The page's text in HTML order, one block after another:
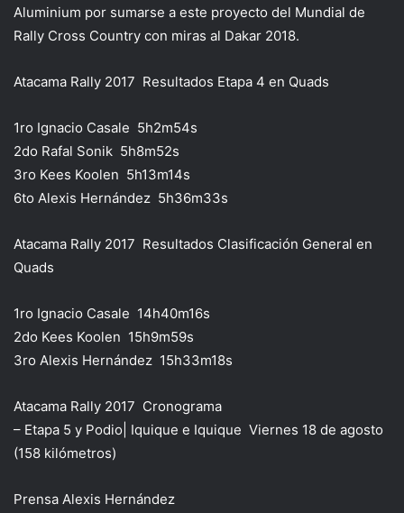
Aluminium por sumarse a este proyecto del Mundial de
Rally Cross Country con miras al Dakar 2018.
Atacama Rally 2017  Resultados Etapa 4 en Quads
1ro Ignacio Casale  5h2m54s
2do Rafal Sonik  5h8m52s
3ro Kees Koolen  5h13m14s
6to Alexis Hernández  5h36m33s
Atacama Rally 2017  Resultados Clasificación General en
Quads
1ro Ignacio Casale  14h40m16s
2do Kees Koolen  15h9m59s
3ro Alexis Hernández  15h33m18s
Atacama Rally 2017  Cronograma
– Etapa 5 y Podio| Iquique e Iquique  Viernes 18 de agosto
(158 kilómetros)
Prensa Alexis Hernández